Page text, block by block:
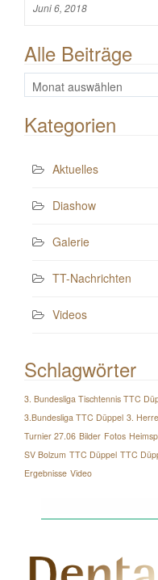
Juni 6, 2018
Alle Beiträge
Alle
Beiträge
Kategorien
Aktuelles
Diashow
Galerie
TT-Nachrichten
Videos
Schlagwörter
3. Bundesliga Tischtennis TTC
3.Bundesliga TTC Düppel 3.
Turnier 27.06 Bilder Fotos
SV Bolzum TTC Düppel TTC
Ergebnisse Video